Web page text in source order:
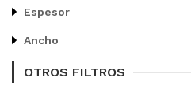
Espesor
Ancho
OTROS FILTROS